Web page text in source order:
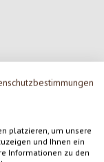
platzieren, um unsere
und Ihnen ein
Informationen zu den
con altri clienti.